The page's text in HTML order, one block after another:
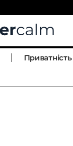
Приватність